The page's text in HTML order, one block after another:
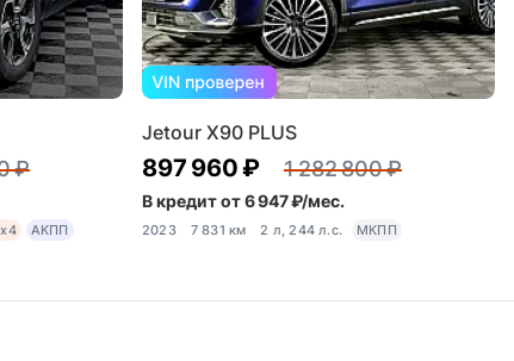
₽
АКПП
Jetour X90 PLUS
897 960 ₽ 1 282 800 ₽
В кредит от 6 947 ₽/мес.
2023 7 831 км 2 л, 244 л.с. МКПП